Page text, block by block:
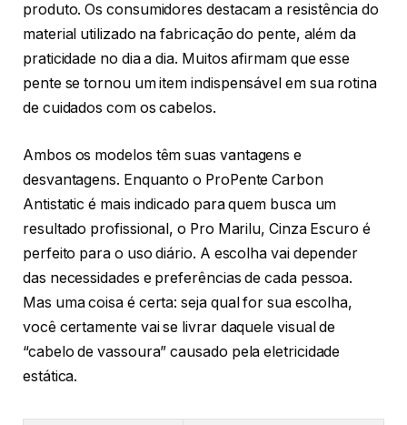
produto. Os consumidores destacam a resistência do
material utilizado na fabricação do pente, além da
praticidade no dia a dia. Muitos afirmam que esse
pente se tornou um item indispensável em sua rotina
de cuidados com os cabelos.
Ambos os modelos têm suas vantagens e
desvantagens. Enquanto o ProPente Carbon
Antistatic é mais indicado para quem busca um
resultado profissional, o Pro Marilu, Cinza Escuro é
perfeito para o uso diário. A escolha vai depender
das necessidades e preferências de cada pessoa.
Mas uma coisa é certa: seja qual for sua escolha,
você certamente vai se livrar daquele visual de
“cabelo de vassoura” causado pela eletricidade
estática.